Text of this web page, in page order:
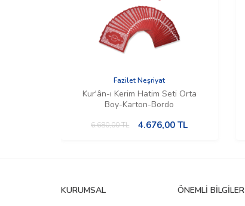
Fazilet Neşriyat
Kur'ân-ı Kerim Hatim Seti Orta
Boy-Karton-Bordo
6.680,00TL 4.676,00 TL
KURUMSAL ÖNEMLI BILGILER